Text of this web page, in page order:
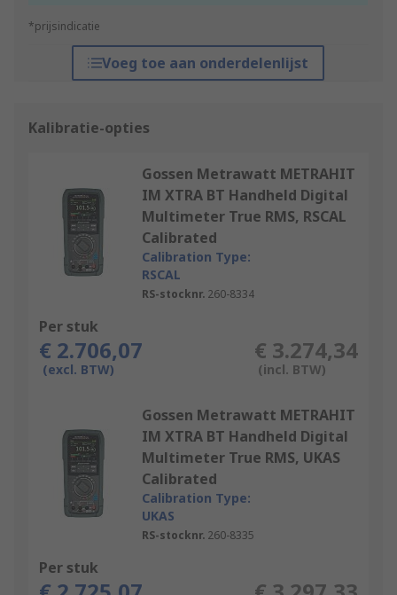
*prijsindicatie
Voeg toe aan onderdelenlijst
Kalibratie-opties
Gossen Metrawatt METRAHIT
IM XTRA BT Handheld Digital
Multimeter True RMS, RSCAL
Calibrated
Calibration Type:
RSCAL
RS-stocknr. 260-8334
Per stuk
€ 2.706,07
(excl. BTW)
€ 3.274,34
(incl. BTW)
Gossen Metrawatt METRAHIT
IM XTRA BT Handheld Digital
Multimeter True RMS, UKAS
Calibrated
Calibration Type:
UKAS
RS-stocknr. 260-8335
Per stuk